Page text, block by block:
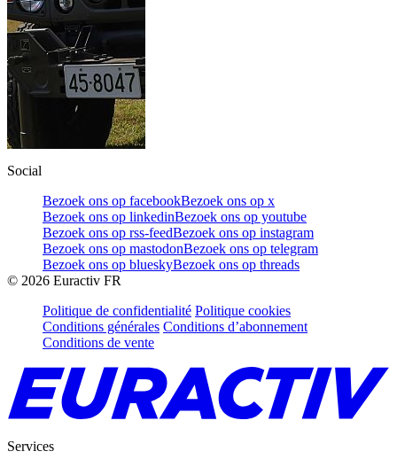
Social
Bezoek ons op facebookBezoek ons op x
Bezoek ons op linkedinBezoek ons op youtube
Bezoek ons op rss-feedBezoek ons op instagram
Bezoek ons op mastodonBezoek ons op telegram
Bezoek ons op blueskyBezoek ons op threads
© 2026 Euractiv FR
Politique de confidentialité Politique cookies
Conditions générales Conditions d’abonnement
Conditions de vente
Services